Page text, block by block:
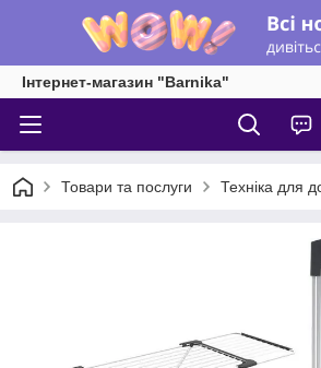
Інтернет-магазин "Barnika"
Товари та послуги Техніка для